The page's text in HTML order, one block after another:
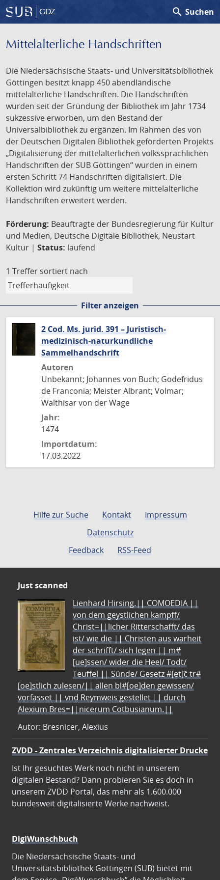
GDZ search Suchen
Mittelalterliche Handschriften
Die Niedersächsische Staats- und Universitätsbibliothek
Göttingen besitzt knapp 450 abendländische
mittelalterliche Handschriften. Die Handschriften
wurden seit der Gründung der Bibliothek im Jahr 1734
sukzessive erworben, um den Bestand der
Universalbibliothek zu ergänzen. Im Rahmen des von
der Deutschen Digitalen Bibliothek geförderten Projekts
„Digitalisierung der mittelalterlichen volkssprachlichen
Handschriften der SUB Göttingen“ wurden in einem
ersten Schritt 74 Handschriften digitalisiert. Die
Kollektion wird zukünftig um weitere mittelalterliche
Handschriften erweitert werden.
Förderung: Beauftragte der Bundesregierung für Kultur
und Medien, Deutsche Digitale Bibliothek, Neustart
Kultur | Status: laufend
1 Treffer sortiert nach
Filter anzeigen
2 Cod. Ms. jurid. 391 – Juristisch-
medizinisch-naturkundliche
Sammelhandschrift
Autoren
Unbekannt; Johannes von Buch; Godefridus
de Franconia; Meister Albrant; Volmar;
Walthisar von der Wage
Jahr:
1474
Importdatum:
17.03.2022
Hilfe zur Suche Kontakt
Impressum
Datenschutz
Feedback
RSS-Feed
Just scanned
Lienhard Hirsing.|| COMOEDIA ||
von dem geystlichen kampff/
Christ=||licher Ritterschafft/ das
ist/ wie die || Christen aus warheit
der schrifft/ sich legen || m#
[ue]ssen/ wider die Heel/ Todt/
Teuffel || Sünde/ Gesetz #[et]c̃ tr#
[oe]stlich zulesen/|| allen bl#[oe]den gewissen/
vorfasset || vnd Reymweis gestellet || durch
Alexium Bres=||nicerum Cotbusianum.||
Autor: Bresnicer, Alexius
ZVDD - Zentrales Verzeichnis digitalisierter Drucke
Ist Ihr gesuchtes Werk noch nicht in unserem
digitalen Bestand? Dann probieren Sie es doch in
unserem ZVDD Portal, das mehr als 1.600.000
bundesweit digitalisierte Werke nachweist.
DigiWunschbuch
Die Niedersächsische Staats- und
Universitätsbibliothek Göttingen (SUB) bietet mit